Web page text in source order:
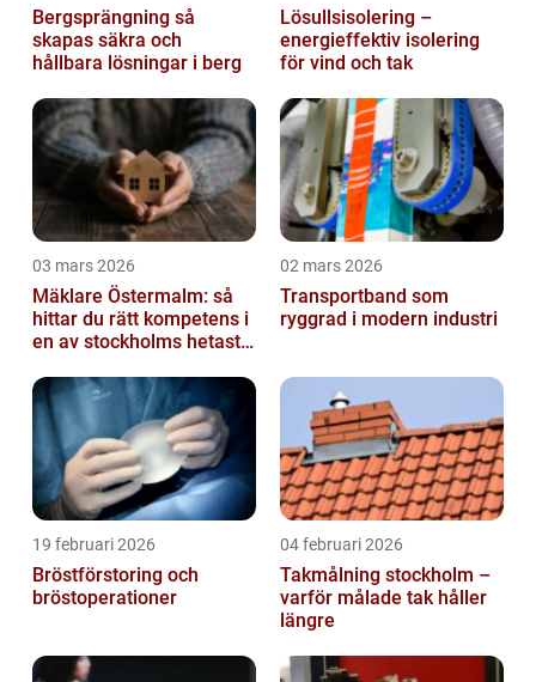
Bergsprängning så
skapas säkra och
hållbara lösningar i berg
Lösullsisolering –
energieffektiv isolering
för vind och tak
03 mars 2026
Mäklare Östermalm: så
hittar du rätt kompetens i
en av stockholms hetaste
02 mars 2026
Transportband som
ryggrad i modern industri
19 februari 2026
Bröstförstoring och
bröstoperationer
04 februari 2026
Takmålning stockholm –
varför målade tak håller
längre